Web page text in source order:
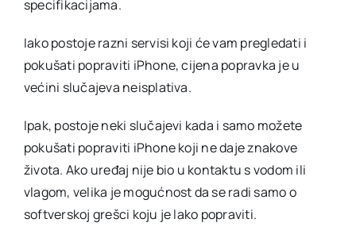
specifikacijama.
Iako postoje razni servisi koji će vam pregledati i
pokušati popraviti iPhone, cijena popravka je u
većini slučajeva neisplativa.
Ipak, postoje neki slučajevi kada i samo možete
pokušati popraviti iPhone koji ne daje znakove
života. Ako uređaj nije bio u kontaktu s vodom ili
vlagom, velika je mogućnost da se radi samo o
softverskoj grešci koju je lako popraviti.